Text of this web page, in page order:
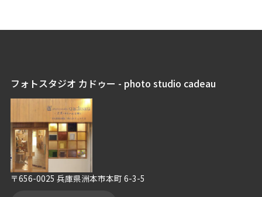
フォトスタジオ カドゥー - photo studio cadeau
〒656-0025 兵庫県洲本市本町 6-3-5